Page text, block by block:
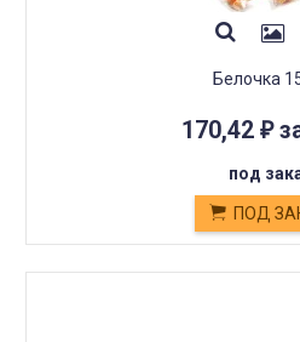
Белочка
170,42 ₽
под
ПОД